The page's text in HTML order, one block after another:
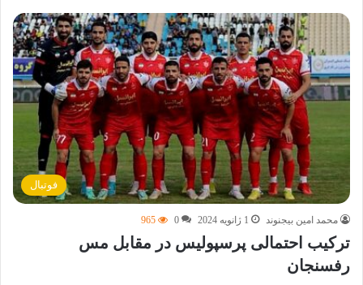
فوتبال
محمد امین بیجنوند 1 ژانویه 2024 0
965
ترکیب احتمالی پرسپولیس در مقابل مس
رفسنجان